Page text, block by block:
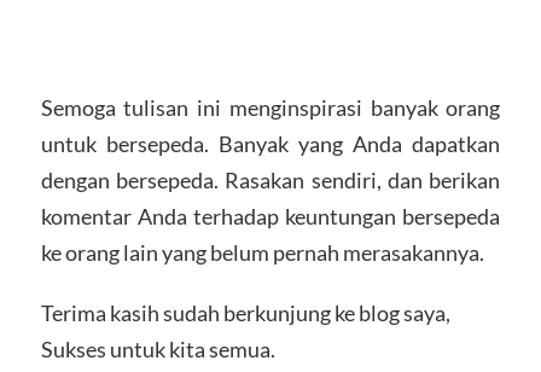
Semoga tulisan ini menginspirasi banyak orang
untuk bersepeda. Banyak yang Anda dapatkan
dengan bersepeda. Rasakan sendiri, dan berikan
komentar Anda terhadap keuntungan bersepeda
ke orang lain yang belum pernah merasakannya.
Terima kasih sudah berkunjung ke blog saya,
Sukses untuk kita semua.